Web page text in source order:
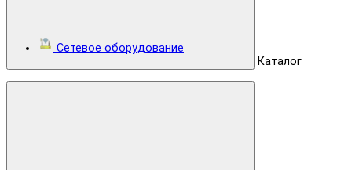
Каталог
Сетевое оборудование